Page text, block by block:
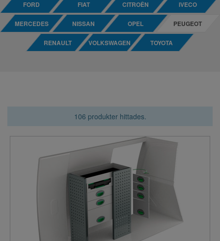
FORD FIAT CITROÊN IVECO
MERCEDES NISSAN OPEL PEUGEOT
RENAULT VOLKSWAGEN TOYOTA
106 produkter hittades.